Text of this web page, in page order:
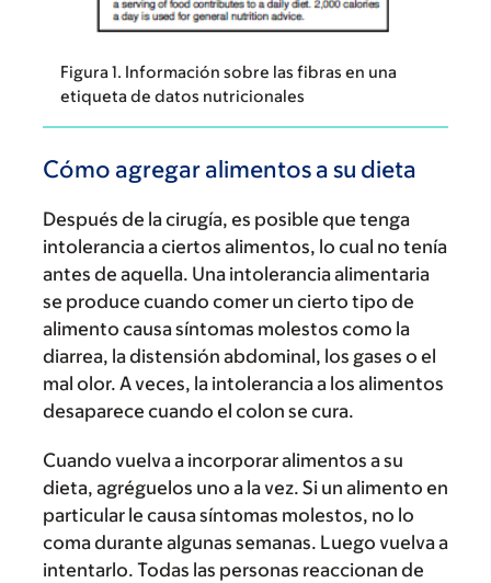
Figura 1. Información sobre las fibras en una
etiqueta de datos nutricionales
Cómo agregar alimentos a su dieta
Después de la cirugía, es posible que tenga
intolerancia a ciertos alimentos, lo cual no tenía
antes de aquella. Una intolerancia alimentaria
se produce cuando comer un cierto tipo de
alimento causa síntomas molestos como la
diarrea, la distensión abdominal, los gases o el
mal olor. A veces, la intolerancia a los alimentos
desaparece cuando el colon se cura.
Cuando vuelva a incorporar alimentos a su
dieta, agréguelos uno a la vez. Si un alimento en
particular le causa síntomas molestos, no lo
coma durante algunas semanas. Luego vuelva a
intentarlo. Todas las personas reaccionan de